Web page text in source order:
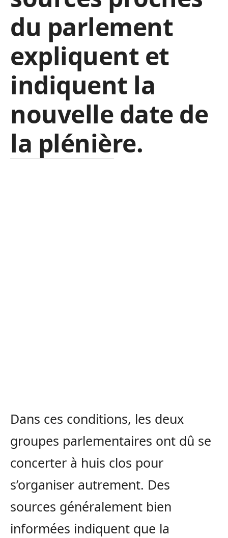
du parlement
expliquent et
indiquent la
nouvelle date de
la plénière.
Dans ces conditions, les deux
groupes parlementaires ont dû se
concerter à huis clos pour
s’organiser autrement. Des
sources généralement bien
informées indiquent que la